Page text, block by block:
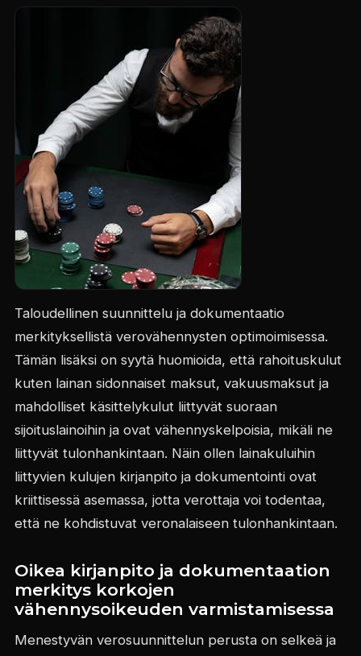
Taloudellinen suunnittelu ja dokumentaatio
merkityksellistä verovähennysten optimoimisessa.
Tämän lisäksi on syytä huomioida, että rahoituskulut
kuten lainan sidonnaiset maksut, vakuusmaksut ja
mahdolliset käsittelykulut liittyvät suoraan
sijoituslainoihin ja ovat vähennyskelpoisia, mikäli ne
liittyvät tulonhankintaan. Näin ollen lainakuluihin
liittyvien kulujen kirjanpito ja dokumentointi ovat
kriittisessä asemassa, jotta verottaja voi todentaa,
että ne kohdistuvat veronalaiseen tulonhankintaan.
Oikea kirjanpito ja dokumentaation
merkitys korkojen
vähennysoikeuden varmistamisessa
Menestyvän verosuunnittelun perusta on selkeä ja